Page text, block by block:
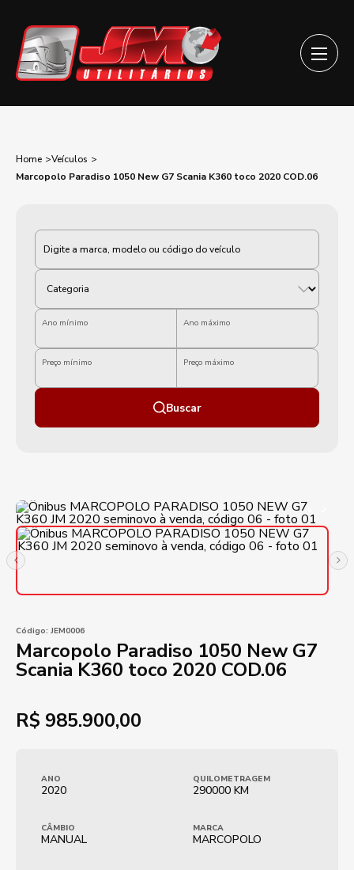
Home
Veículos
Marcopolo Paradiso 1050 New G7 Scania K360 toco 2020 COD.06
Categoria
Ano mínimo Ano máximo
Preço mínimo Preço máximo
Buscar
Código: JEM0006
Marcopolo Paradiso 1050 New G7
Scania K360 toco 2020 COD.06
R$ 985.900,00
ANO
2020
QUILOMETRAGEM
290000 KM
CÂMBIO
MANUAL
MARCA
MARCOPOLO